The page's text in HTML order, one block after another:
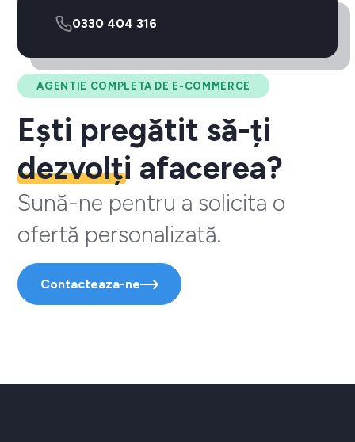
AGENTIE COMPLETA DE E-COMMERCE
Ești pregătit să-ți
dezvolți afacerea?
Sună-ne pentru a solicita o
ofertă personalizată.
Contacteaza-ne
0330 404 316